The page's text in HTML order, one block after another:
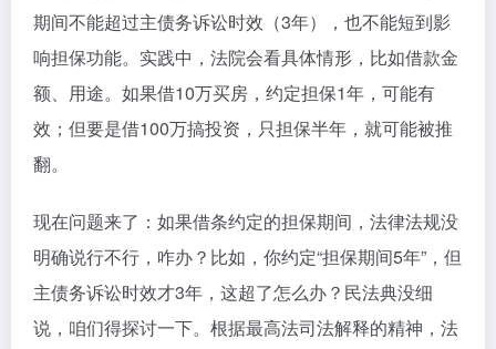
期间不能超过主债务诉讼时效（3年），也不能短到影
响担保功能。实践中，法院会看具体情形，比如借款金
额、用途。如果借10万买房，约定担保1年，可能有
效；但要是借100万搞投资，只担保半年，就可能被推
翻。
现在问题来了：如果借条约定的担保期间，法律法规没
明确说行不行，咋办？比如，你约定“担保期间5年”，但
主债务诉讼时效才3年，这超了怎么办？民法典没细
说，咱们得探讨一下。根据最高法司法解释的精神，法